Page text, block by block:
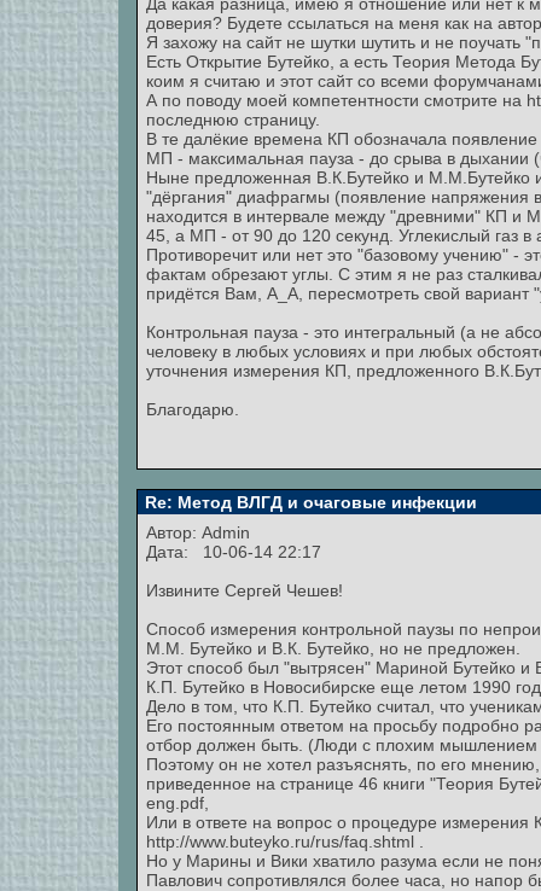
доверия? Будете ссылаться на меня как на
Я захожу на сайт не шутки шутить и не поучать
Есть Открытие Бутейко, а есть Теория Метода
коим я считаю и этот сайт со всеми
А по поводу моей компетентности смотрите на
последнюю страницу.
В те далёкие времена КП обозначала появление
МП - максимальная пауза - до срыва в дыхании
Ныне предложенная В.К.Бутейко и М.М.Бутейко
"дёргания" диафрагмы (появление напряжения
находится в интервале между "древними" КП и
45, а МП - от 90 до 120 секунд. Углекислый газ
Противоречит или нет это "базовому учению" -
фактам обрезают углы. С этим я не раз
придётся Вам, А_А, пересмотреть свой вариант
Контрольная пауза - это интегральный (а не
человеку в любых условиях и при любых
уточнения измерения КП, предложенного
Благодарю.
Re: Метод ВЛГД и очаговые инфекции
Автор: Admin
Дата: 10-06-14 22:17
Извините Сергей Чешев!
Способ измерения контрольной паузы по
М.М. Бутейко и В.К. Бутейко, но не предложен.
Этот способ был "вытрясен" Мариной Бутейко и
К.П. Бутейко в Новосибирске еще летом 1990
Дело в том, что К.П. Бутейко считал, что
Его постоянным ответом на просьбу подробно
отбор должен быть. (Люди с плохим
Поэтому он не хотел разъяснять, по его
приведенное на странице 46 книги "Теория
eng.pdf,
Или в ответе на вопрос о процедуре измерения
http://www.buteyko.ru/rus/faq.shtml .
Но у Марины и Вики хватило разума если не
Павлович сопротивлялся более часа, но напор